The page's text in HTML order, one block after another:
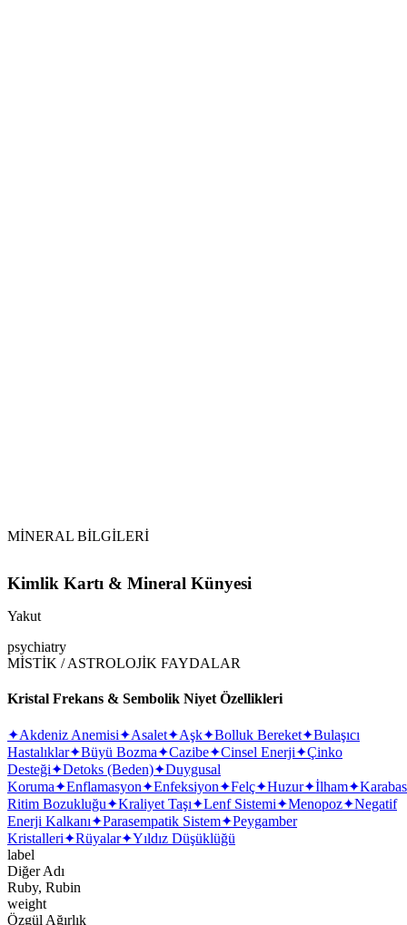
MİNERAL BİLGİLERİ
Kimlik Kartı & Mineral Künyesi
Yakut
psychiatry
MİSTİK / ASTROLOJİK FAYDALAR
Kristal Frekans & Sembolik Niyet Özellikleri
✦Akdeniz Anemisi✦Asalet✦Aşk✦Bolluk Bereket✦Bulaşıcı
Hastalıklar✦Büyü Bozma✦Cazibe✦Cinsel Enerji✦Çinko
Desteği✦Detoks (Beden)✦Duygusal
Koruma✦Enflamasyon✦Enfeksiyon✦Felç✦Huzur✦İlham✦
Ritim Bozukluğu✦Kraliyet Taşı✦Lenf Sistemi✦Menopoz✦Negatif
Enerji Kalkanı✦Parasempatik Sistem✦Peygamber
Kristalleri✦Rüyalar✦Yıldız Düşüklüğü
label
Diğer Adı
Ruby, Rubin
weight
Özgül Ağırlık